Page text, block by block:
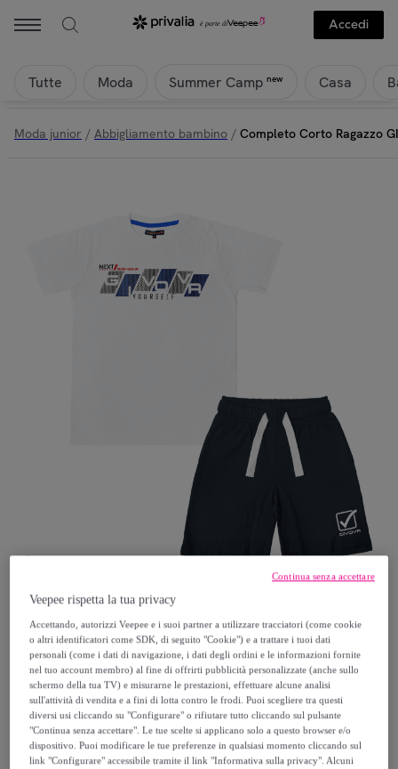
Accedi
Tutte Moda Summer Camp new Casa
Moda junior / Abbigliamento bambino / Completo Corto Ragazzo
GIVOVA
Completo Corto Ragazzo GIVOVA Cotone
8 / 16 Anni
19,99 €
Veepee rispetta la tua privacy
Accettando, autorizzi Veepee e i suoi partner a utilizzare tracciatori (come cookie
o altri identificatori come SDK, di seguito "Cookie") e a trattare i tuoi dati
personali (come i dati di navigazione, i dati degli ordini e le informazioni fornite
nel tuo account membro) al fine di offrirti pubblicità personalizzate (anche sullo
schermo della tua TV) e misurarne le prestazioni, effettuare alcune analisi
sull'attività di vendita e a fini di lotta contro le frodi. Puoi scegliere tra questi
diversi usi cliccando su "Configurare" o rifiutare tutto cliccando sul pulsante
"Continua senza accettare". Le tue scelte si applicano solo a questo browser e/o
dispositivo. Puoi modificare le tue preferenze in qualsiasi momento cliccando sul
link "Configurare" accessibile tramite il link "Informativa sulla privacy". Alcuni
Continua senza accettare